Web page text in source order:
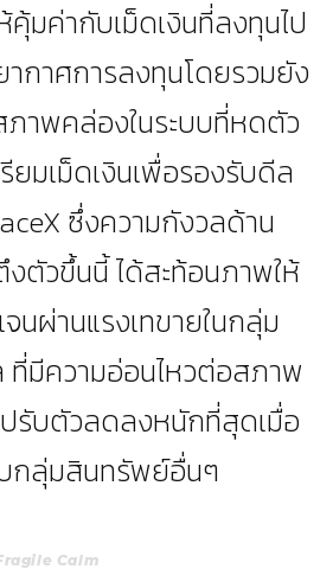
คุ้มค่ากับเม็ดเงินที่ลงทุนไป
กาศการลงทุนโดยรวมยัง
าพคล่องในระบบที่หดตัว
ยมเม็ดเงินเพื่อรองรับดีล
ซึ่งความกังวลด้าน
ตัวขึ้นนี้ ได้สะท้อนภาพให้
นผ่านแรงเทขายในกลุ่ม
มีความอ่อนไหวต่อสภาพ
รับตัวลดลงหนักที่สุดเมื่อ
กลุ่มสินทรัพย์อื่นๆ
Calm